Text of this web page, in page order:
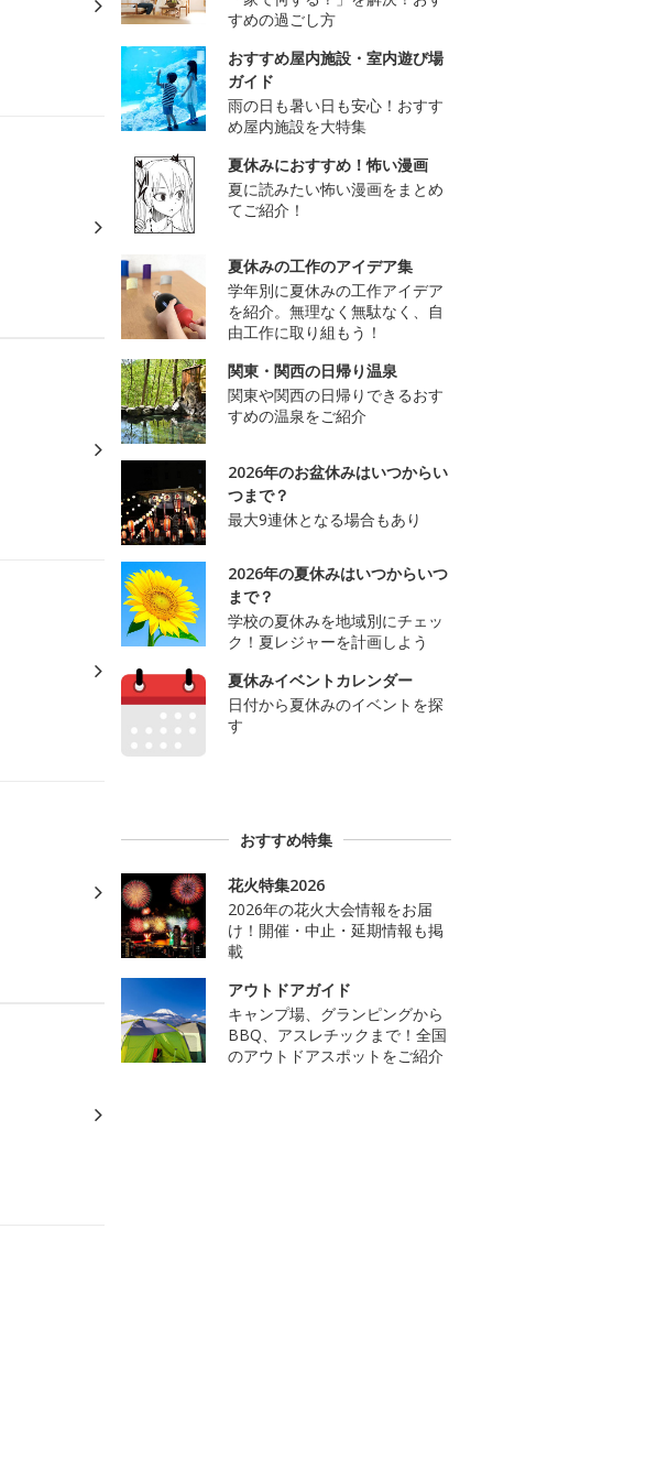
すめの過ごし方
おすすめ屋内施設・室内遊び場
ガイド
雨の日も暑い日も安心！おすす
め屋内施設を大特集
夏休みにおすすめ！怖い漫画
夏に読みたい怖い漫画をまとめ
てご紹介！
夏休みの工作のアイデア集
学年別に夏休みの工作アイデア
を紹介。無理なく無駄なく、自
由工作に取り組もう！
関東・関西の日帰り温泉
関東や関西の日帰りできるおす
すめの温泉をご紹介
2026年のお盆休みはいつからい
つまで？
最大9連休となる場合もあり
2026年の夏休みはいつからいつ
まで？
学校の夏休みを地域別にチェッ
ク！夏レジャーを計画しよう
夏休みイベントカレンダー
日付から夏休みのイベントを探
す
おすすめ特集
花火特集2026
2026年の花火大会情報をお届
け！開催・中止・延期情報も掲
載
アウトドアガイド
キャンプ場、グランピングから
BBQ、アスレチックまで！全国
のアウトドアスポットをご紹介